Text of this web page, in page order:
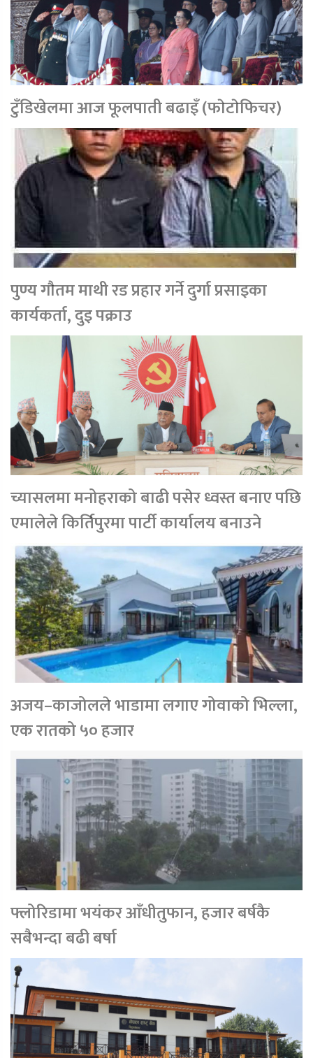
टुँडिखेलमा आज फूलपाती बढाइँ (फाेटाेफिचर)
पुण्य गाैतम माथी रड प्रहार गर्ने दुर्गा प्रसाइका
कार्यकर्ता, दुइ पक्राउ
च्यासलमा मनोहराको बाढी पसेर ध्वस्त बनाए पछि
एमालेले किर्तिपुरमा पार्टी कार्यालय बनाउने
अजय–काजोलले भाडामा लगाए गोवाको भिल्ला,
एक रातको ५० हजार
फ्लोरिडामा भयंकर आँधीतुफान, हजार बर्षकै
सबैभन्दा बढी बर्षा